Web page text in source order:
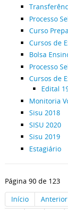
Processo
Curso
Cursos de
Bolsa
Processo
Cursos de
Edital
Monitoria
Sisu 2018
SISU 2020
Sisu 2019
Estagiário
Página 90 de 123
Início
Anterior